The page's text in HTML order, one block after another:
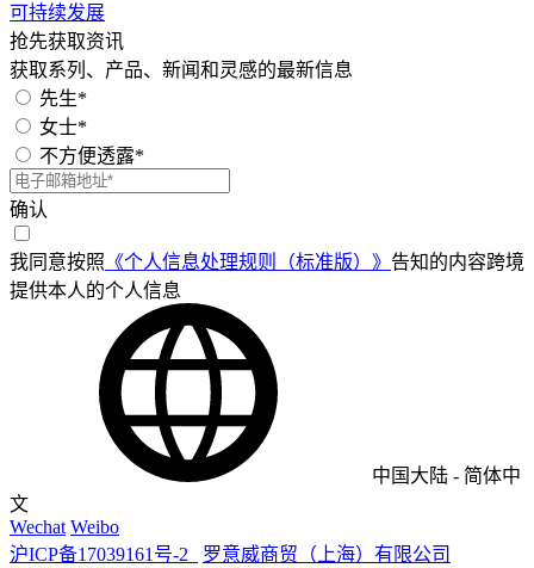
可持续发展
抢先获取资讯
获取系列、产品、新闻和灵感的最新信息
先生*
女士*
不方便透露*
确认
我同意按照 《个人信息处理规则（标准版）》 告知的内容跨境
提供本人的个人信息
中国大陆 - 简体中
文
Wechat Weibo
沪ICP备17039161号-2
罗意威商贸（上海）有限公司